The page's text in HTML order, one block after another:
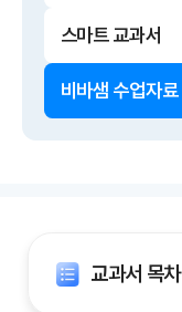
스마트 교과서
비바샘 수업자료
교과서 목차